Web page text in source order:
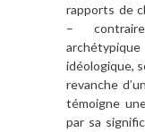
rapports de
–
idéologique,
revanche
témoigne
par sa